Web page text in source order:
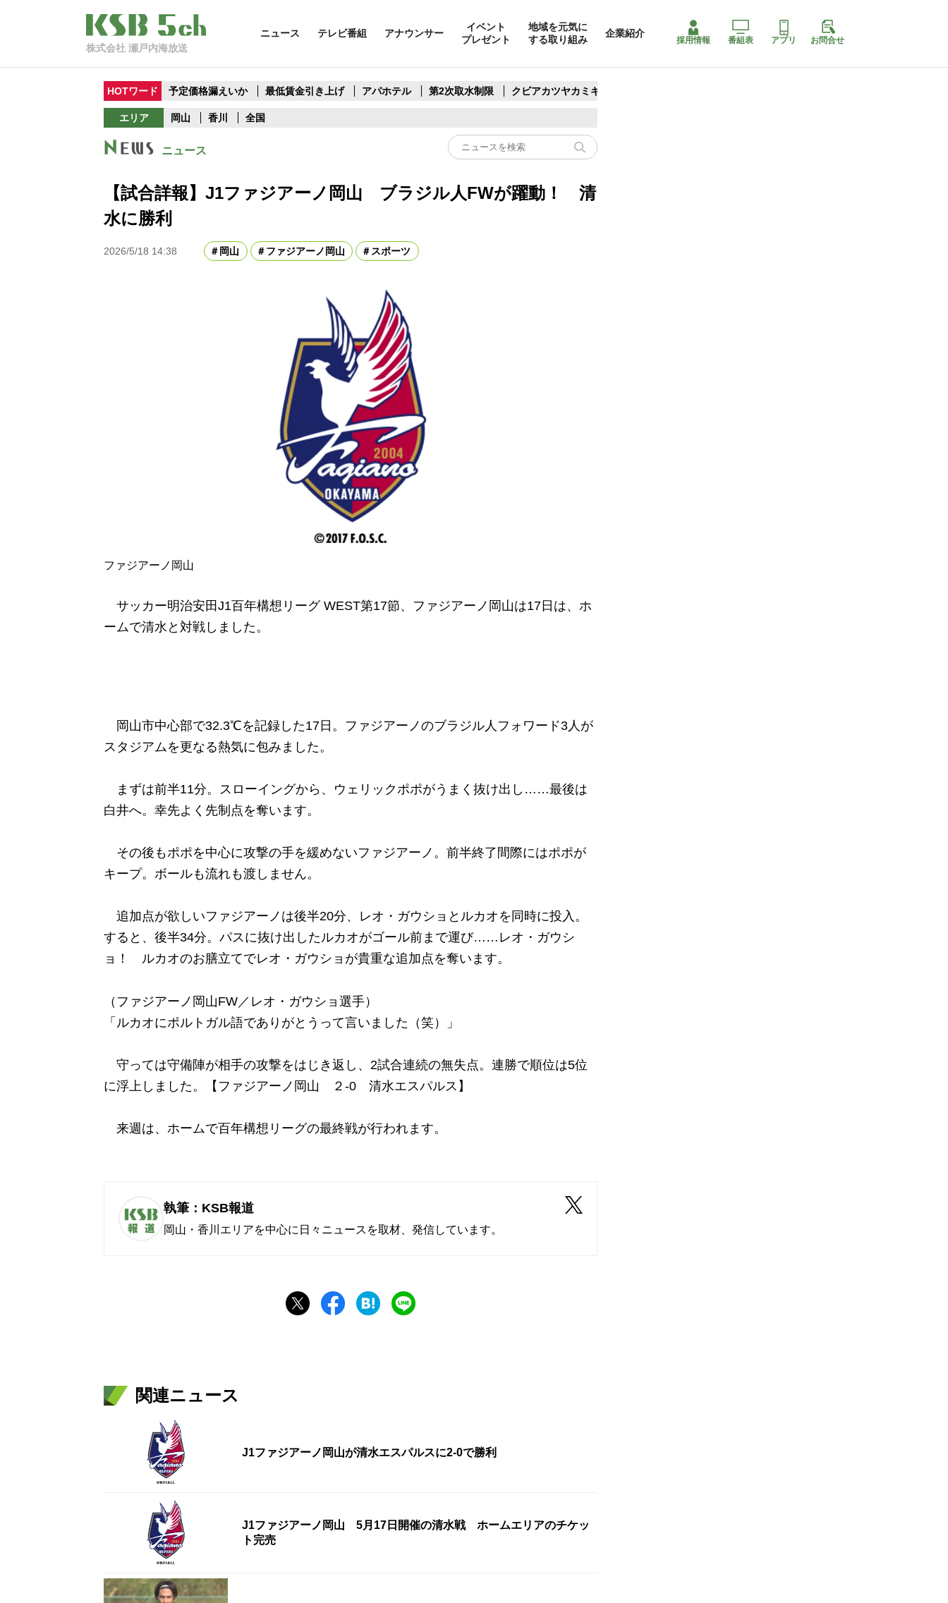
株式会社 瀬戸内海放送
ニュース テレビ番組 アナウンサー
イベント
プレゼント
地域を元気に
する取り組み
企業紹介
採用情報 番組表 アプリ お問合せ
HOTワード 予定価格漏えいか 最低賃金引き上げ アパホテル 第2次取水制限 クビアカツヤカミキリ
エリア 岡山 香川 全国
ニュース
【試合詳報】J1ファジアーノ岡山 ブラジル人FWが躍動！ 清
水に勝利
2026/5/18 14:38 岡山 ファジアーノ岡山 スポーツ
ファジアーノ岡山
サッカー明治安田J1百年構想リーグ WEST第17節、ファジアーノ岡山は17日は、ホ
ームで清水と対戦しました。
岡山市中心部で32.3℃を記録した17日。ファジアーノのブラジル人フォワード3人が
スタジアムを更なる熱気に包みました。
まずは前半11分。スローイングから、ウェリックポポがうまく抜け出し……最後は
白井へ。幸先よく先制点を奪います。
その後もポポを中心に攻撃の手を緩めないファジアーノ。前半終了間際にはポポが
キープ。ボールも流れも渡しません。
追加点が欲しいファジアーノは後半20分、レオ・ガウショとルカオを同時に投入。
すると、後半34分。パスに抜け出したルカオがゴール前まで運び……レオ・ガウシ
ョ！ ルカオのお膳立てでレオ・ガウショが貴重な追加点を奪います。
（ファジアーノ岡山FW／レオ・ガウショ選手）
「ルカオにポルトガル語でありがとうって言いました（笑）」
守っては守備陣が相手の攻撃をはじき返し、2試合連続の無失点。連勝で順位は5位
に浮上しました。【ファジアーノ岡山 ２‐0 清水エスパルス】
来週は、ホームで百年構想リーグの最終戦が行われます。
執筆：KSB報道
岡山・香川エリアを中心に日々ニュースを取材、発信しています。
関連ニュース
J1ファジアーノ岡山が清水エスパルスに2-0で勝利
J1ファジアーノ岡山 5月17日開催の清水戦 ホームエリアのチケッ
ト完売